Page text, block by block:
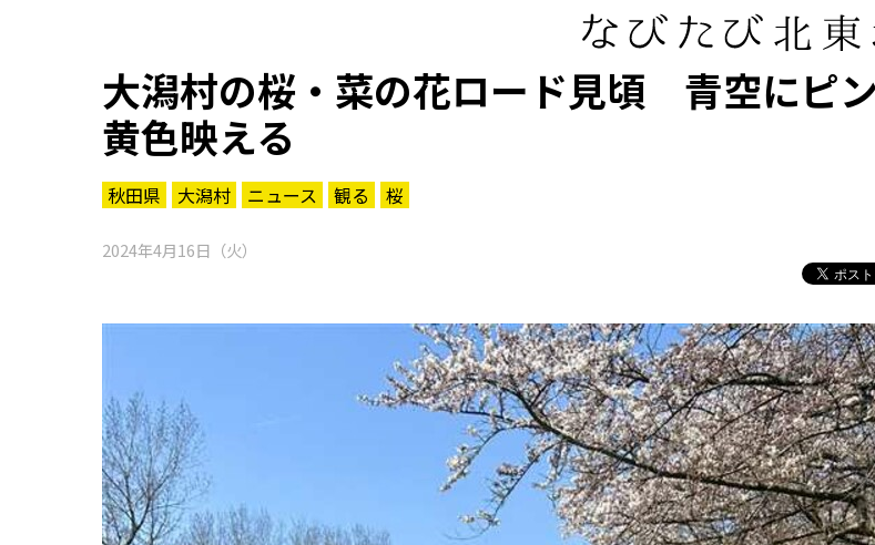
大潟村の桜・菜の花ロード見頃 青空にピ
黄色映える
秋田県 大潟村 ニュース 観る 桜
2024年4月16日（火）
パワースポット